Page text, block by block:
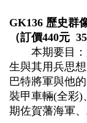
GK136 歷史群
（訂價440元
本期要目：
生與其用兵思
巴特將軍與他
裝甲車輛(全彩)
期佐賀藩海軍